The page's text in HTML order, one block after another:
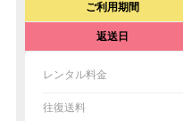
ご利用期間
返送日
レンタル料金
往復送料